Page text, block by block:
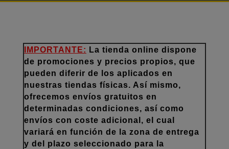
IMPORTANTE: La tienda online dispone
de promociones y precios propios, que
pueden diferir de los aplicados en
nuestras tiendas físicas. Así mismo,
ofrecemos envíos gratuitos en
determinadas condiciones, así como
envíos con coste adicional, el cual
variará en función de la zona de entrega
y del plazo seleccionado para la